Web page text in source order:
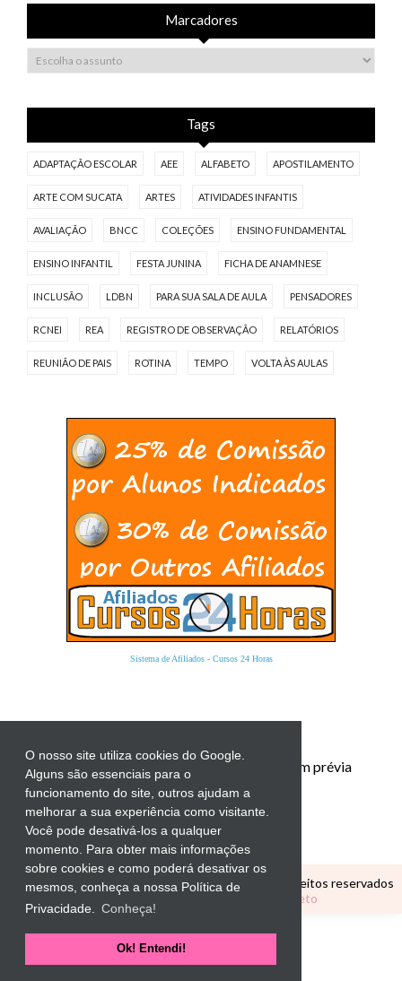
O nosso site utiliza cookies do Google.
Alguns são essenciais para o
funcionamento do site, outros ajudam a
melhorar a sua experiência como visitante.
Você pode desativá-los a qualquer
momento. Para obter mais informações
sobre cookies e como poderá desativar os
mesmos, conheça a nossa Política de
Privacidade.
Conheça!
Ok! Entendi!
Marcadores
Tags
ADAPTAÇÃO ESCOLAR AEE ALFABETO APOSTILAMENTO
ARTE COM SUCATA ARTES ATIVIDADES INFANTIS
AVALIAÇÃO BNCC COLEÇÕES ENSINO FUNDAMENTAL
ENSINO INFANTIL FESTA JUNINA FICHA DE ANAMNESE
INCLUSÃO LDBN PARA SUA SALA DE AULA PENSADORES
RCNEI REA REGISTRO DE OBSERVAÇÃO RELATÓRIOS
REUNIÃO DE PAIS ROTINA TEMPO VOLTA ÀS AULAS
Sistema de Afiliados- Cursos 24 Horas
Proibida a reprodução total ou parcial sem prévia
autorização.
Copyright © CANTINHO EDUCATIVOTodos os direitos reservados
Tema Personalizado por
Elaine Gaspareto